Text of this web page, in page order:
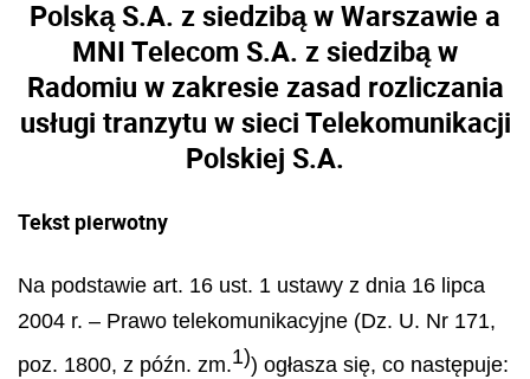
Polską S.A. z siedzibą w Warszawie a
MNI Telecom S.A. z siedzibą w
Radomiu w zakresie zasad rozliczania
usługi tranzytu w sieci Telekomunikacji
Polskiej S.A.
Tekst pierwotny
Na podstawie art. 16 ust. 1 ustawy z dnia 16 lipca
2004 r. – Prawo telekomunikacyjne (Dz. U. Nr 171,
poz. 1800, z późn. zm.1)) ogłasza się, co następuje: